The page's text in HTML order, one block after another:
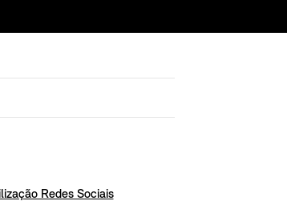
Redes Sociais